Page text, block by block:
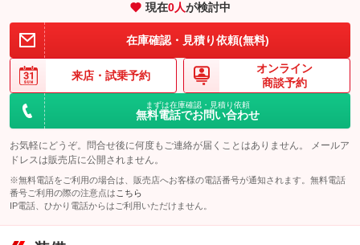
現在0人が検討中
在庫確認・見積り依頼(無料)
来店・ 試乗予約
オンライン
商談予約
まずは在庫確認・見積り依頼
無料電話でお問い合わせ
お気軽にどうぞ。問合せ後に何度もご連絡が届くことはありません。 メールア
ドレスは販売店に公開されません。
※無料電話をご利用の場合は、販売店へお客様の電話番号が通知されます。無料電話
番号ご利用の際の注意点は こちら
IP電話、ひかり電話からはご利用いただけません。